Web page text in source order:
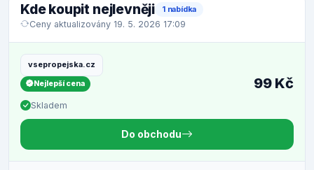
Kde koupit nejlevněji 1 nabídka
Ceny aktualizovány 19. 5. 2026 17:09
vsepropejska.cz
Nejlepší cena
Skladem
99 Kč
Do obchodu